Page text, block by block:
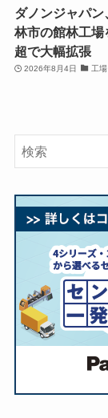
ダノンジャパン
林市の館林工場
超で大幅拡張
2026年8月4日 工